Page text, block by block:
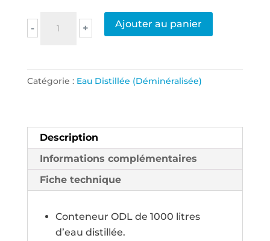
-
quantité
Déminéralisée
(Distillée)
Conteneur
ODL
1000
+ Ajouter au panier
Catégorie : Eau Distillée (Déminéralisée)
Description
Informations complémentaires
Fiche technique
Conteneur ODL de 1000 litres
d’eau distillée.